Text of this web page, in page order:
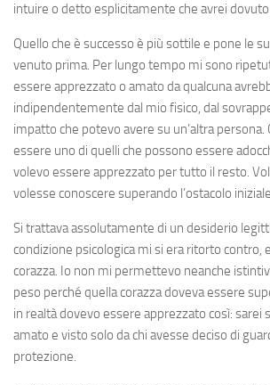
intuire o detto esplicitamente che avrei
Quello che è successo è più sottile e pone le
venuto prima. Per lungo tempo mi sono
essere apprezzato o amato da qualcuna
indipendentemente dal mio fisico, dal
impatto che potevo avere su un’altra persona.
essere uno di quelli che possono essere
volevo essere apprezzato per tutto il resto.
volesse conoscere superando l’ostacolo
Si trattava assolutamente di un desiderio
condizione psicologica mi si era ritorto contro,
corazza. Io non mi permettevo neanche
peso perché quella corazza doveva essere
in realtà dovevo essere apprezzato così: sarei
amato e visto solo da chi avesse deciso di
protezione.